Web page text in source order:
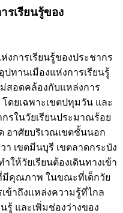
รเรียนรู้ของ
งการเรียนรู้ของประชากร
ปทานเมืองแห่งการเรียนรู้
สอดคล้องกับแหล่งการ
โดยเฉพาะเขตปทุมวัน และ
รในวัยเรียนประมาณร้อย
อาศัยบริเวณเขตชั้นนอก
า เขตมีนบุรี เขตลาดกระบัง
ให้วัยเรียนต้องเดินทางเข้า
มีคุณภาพ ในขณะที่เด็กวัย
ข้าถึงแหล่งความรู้ที่ไกล
รู้ และเพิ่มช่องว่างของ